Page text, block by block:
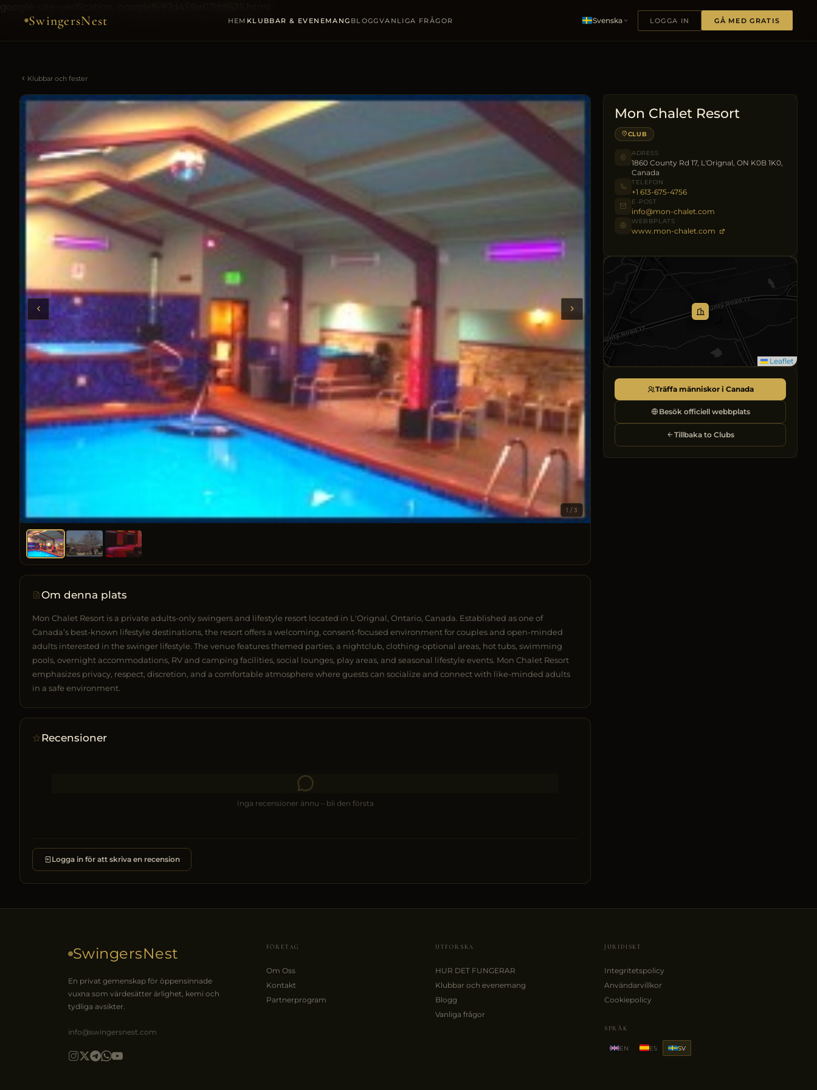
google-site-verification: googlef697d459e07dd625.html
SwingersNest HEM KLUBBAR & EVENEMANG BLOGGVANLIGA FRÅGOR Svenska LOGGA IN GÅ MED GRATIS
Klubbar och fester
1 / 3
Om denna plats
Mon Chalet Resort is a private adults-only swingers and lifestyle resort located in L'Orignal, Ontario, Canada. Established as one of
Canada’s best-known lifestyle destinations, the resort offers a welcoming, consent-focused environment for couples and open-minded
adults interested in the swinger lifestyle. The venue features themed parties, a nightclub, clothing-optional areas, hot tubs, swimming
pools, overnight accommodations, RV and camping facilities, social lounges, play areas, and seasonal lifestyle events. Mon Chalet Resort
emphasizes privacy, respect, discretion, and a comfortable atmosphere where guests can socialize and connect with like-minded adults
in a safe environment.
Recensioner
Inga recensioner ännu – bli den första
Logga in för att skriva en recension
Mon Chalet Resort
CLUB
ADRESS
1860 County Rd 17, L'Orignal, ON K0B 1K0,
Canada
TELEFON
+1 613-675-4756
E-POST
info@mon-chalet.com
WEBBPLATS
www.mon-chalet.com
Leaflet
Träffa människor i Canada
Besök officiell webbplats
Tillbaka to Clubs
SwingersNest
En privat gemenskap för öppensinnade
vuxna som värdesätter ärlighet, kemi och
tydliga avsikter.
info@swingersnest.com
FÖRETAG
Om Oss
Kontakt
Partnerprogram
UTFORSKA
HUR DET FUNGERAR
Klubbar och evenemang
Blogg
Vanliga frågor
JURIDISKT
Integritetspolicy
Användarvillkor
Cookiepolicy
SPRÅK
EN ES SV